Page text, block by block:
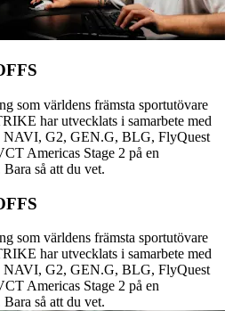
som världens främsta sportutövare
har utvecklats i samarbete med
NAVI, G2, GEN.G, BLG, FlyQuest
Americas Stage 2 på en
så att du vet.
som världens främsta sportutövare
har utvecklats i samarbete med
NAVI, G2, GEN.G, BLG, FlyQuest
Americas Stage 2 på en
så att du vet.